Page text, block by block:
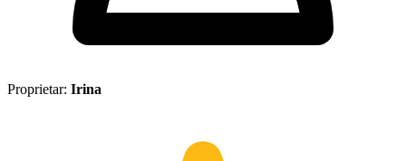
Proprietar: Irina